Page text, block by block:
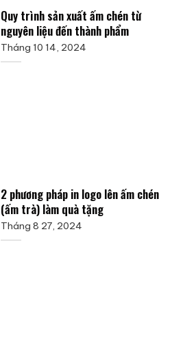
Quy trình sản xuất ấm chén từ
nguyên liệu đến thành phẩm
Tháng 10 14, 2024
2 phương pháp in logo lên ấm chén
(ấm trà) làm quà tặng
Tháng 8 27, 2024